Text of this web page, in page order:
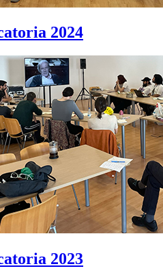
2024
2023